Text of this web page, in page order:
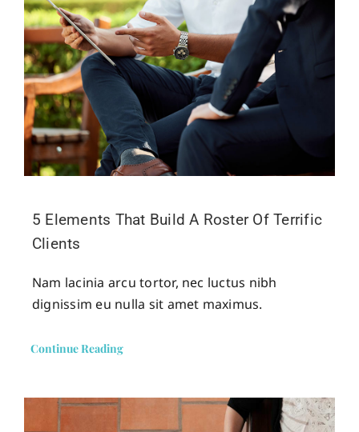
5 Elements That Build A Roster Of Terrific
Clients
Nam lacinia arcu tortor, nec luctus nibh
dignissim eu nulla sit amet maximus.
Continue Reading